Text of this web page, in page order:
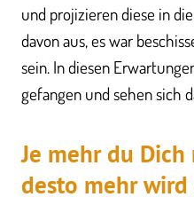
und projizieren diese in
davon aus, es war
sein. In diesen
gefangen und sehen sich
Je mehr du
desto mehr